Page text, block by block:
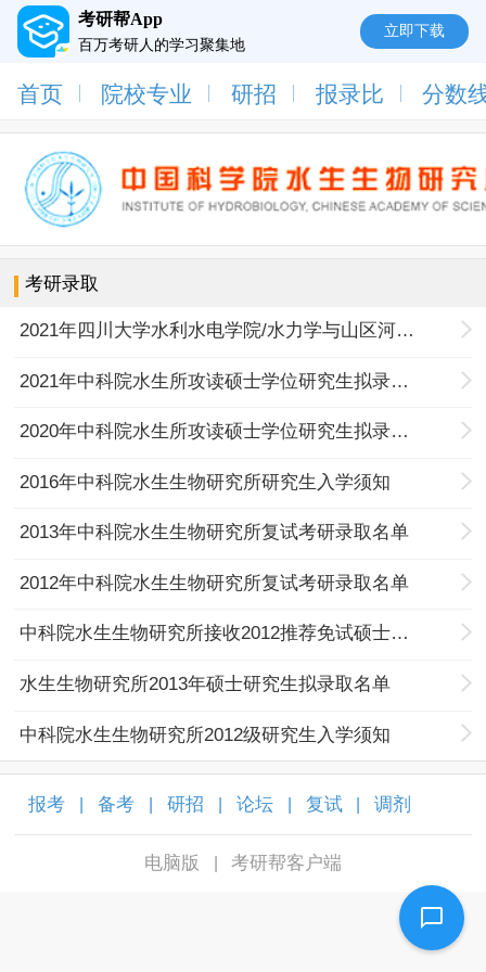
考研帮App
百万考研人的学习聚集地
立即下载
首页 院校专业 研招 报录比 分数
考研录取
2021年四川大学水利水电学院/水力学与山区河流开发保护国家重点实验室2021年硕士研究生拟录取名单补录公示
2021年中科院水生所攻读硕士学位研究生拟录取名单（第一批）公示
2020年中科院水生所攻读硕士学位研究生拟录取名单公示
2016年中科院水生生物研究所研究生入学须知
2013年中科院水生生物研究所复试考研录取名单
2012年中科院水生生物研究所复试考研录取名单
中科院水生生物研究所接收2012推荐免试硕士研究生拟录取名单
水生生物研究所2013年硕士研究生拟录取名单
中科院水生生物研究所2012级研究生入学须知
报考 备考 研招 论坛 复试 调剂
电脑版 考研帮客户端